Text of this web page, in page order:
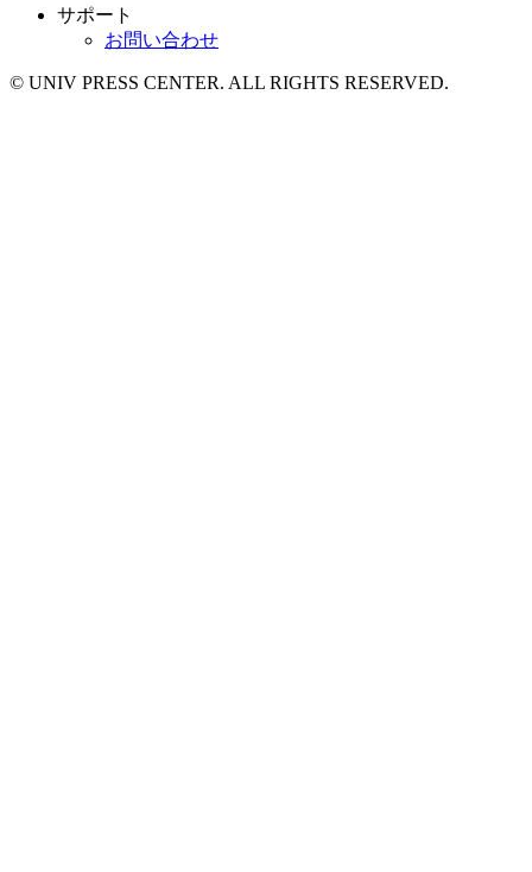
サポート
お問い合わせ
© UNIV PRESS CENTER. ALL RIGHTS RESERVED.